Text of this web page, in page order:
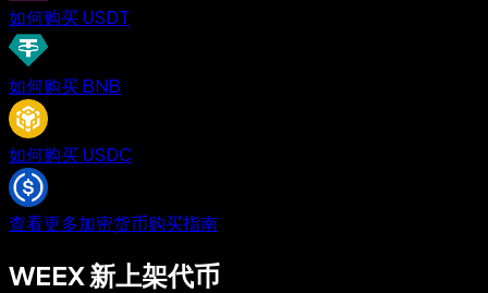
如何购买 USDT
如何购买 BNB
如何购买 USDC
查看更多加密货币购买指南
WEEX 新上架代币